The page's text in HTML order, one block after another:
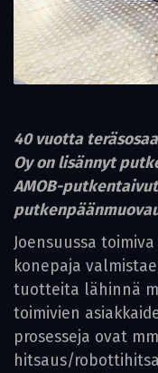
40 vuotta
Oy on lisännyt
AMOB-
Joensuussa
konepaja
tuotteita lähinnä
toimivien
prosesseja ovat
hitsaus/